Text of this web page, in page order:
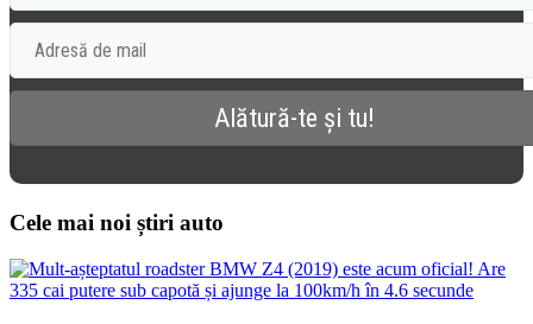
Cele mai noi știri auto